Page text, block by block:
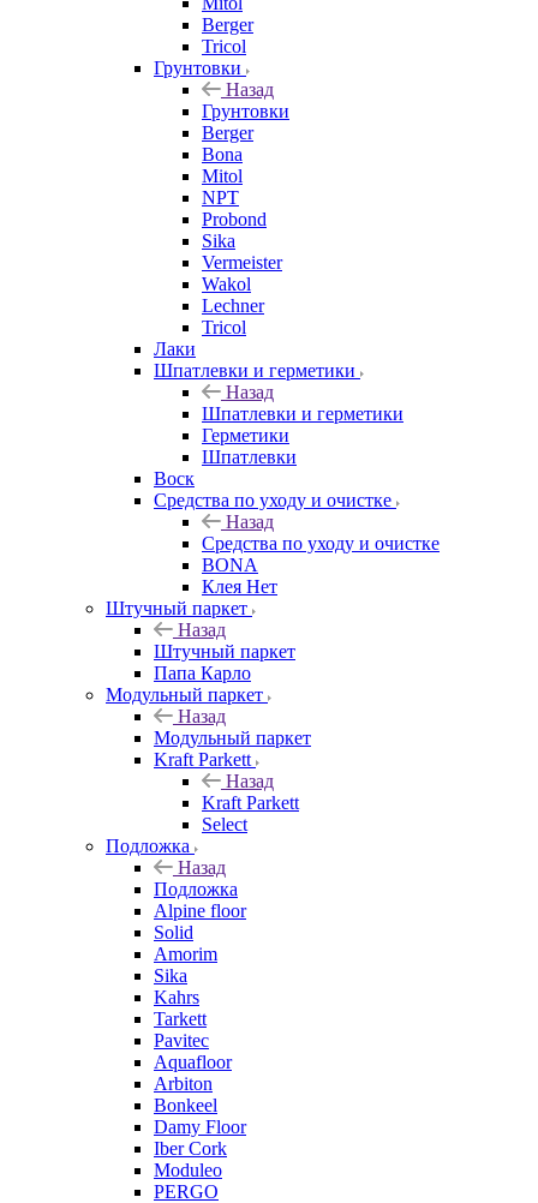
Berger
Tricol
Грунтовки
Назад
Грунтовки
Berger
Bona
Mitol
NPT
Probond
Sika
Vermeister
Wakol
Lechner
Tricol
Лаки
Шпатлевки и герметики
Назад
Шпатлевки и герметики
Герметики
Шпатлевки
Воск
Средства по уходу и очистке
Назад
Средства по уходу и очистке
BONA
Клея Нет
Штучный паркет
Назад
Штучный паркет
Папа Карло
Модульный паркет
Назад
Модульный паркет
Kraft Parkett
Назад
Kraft Parkett
Select
Подложка
Назад
Подложка
Alpine floor
Solid
Amorim
Sika
Kahrs
Tarkett
Pavitec
Aquafloor
Arbiton
Bonkeel
Damy Floor
Iber Cork
Moduleo
PERGO